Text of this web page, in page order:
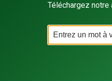
Téléchargez